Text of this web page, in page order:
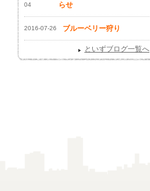
04
らせ
2016-07-26 ブルーベリー狩り
といずブログ一覧へ